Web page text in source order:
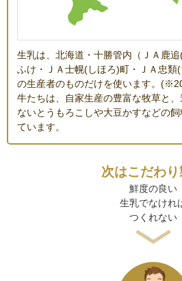
生乳は、北海道・十勝管内（ＪＡ鹿
ふけ・ＪＡ士幌(しほろ)町・ＪＡ忠
の生産者のものだけを使います。
牛たちは、自家生産の豊富な牧草と
ないとうもろこしや大豆かすなどの
ています。
次はこだわ
鮮度の良い
生乳でなけれ
つくれない